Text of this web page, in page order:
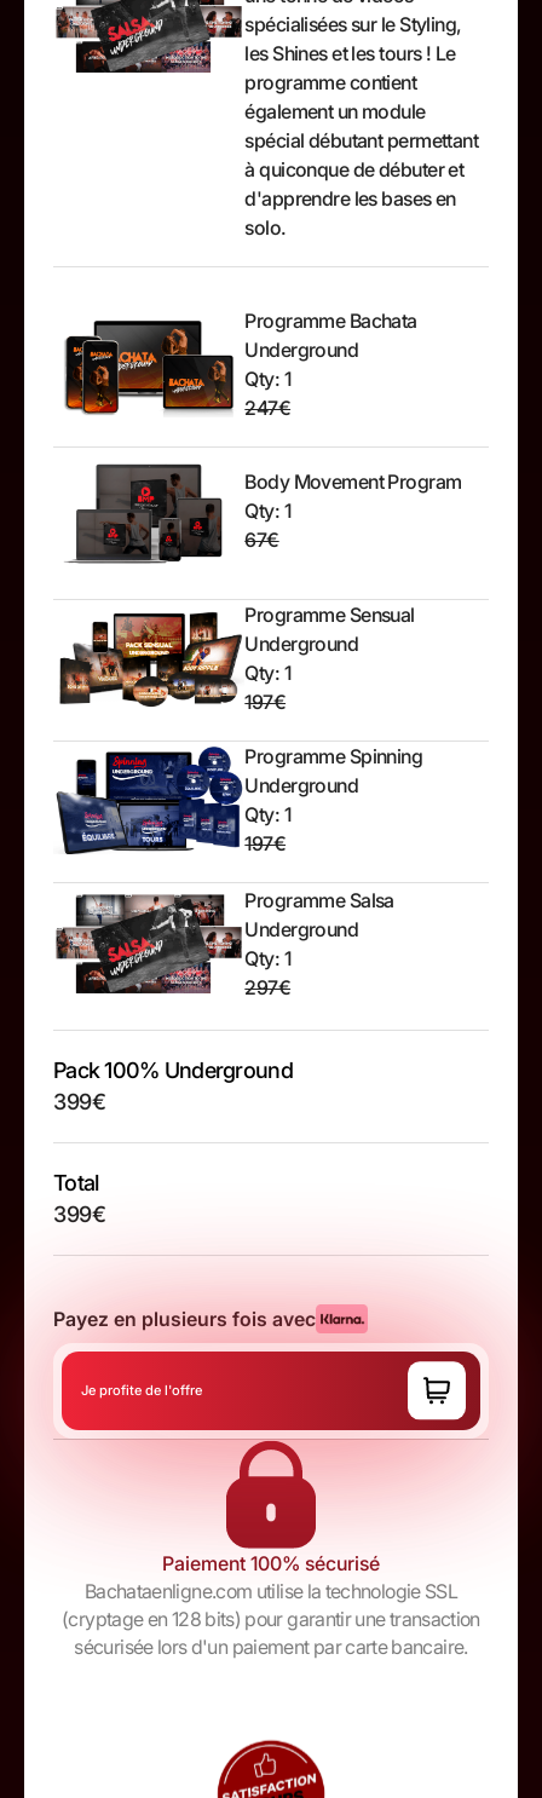
spécialisées sur le Styling,
les Shines et les tours ! Le
programme contient
également un module
spécial débutant permettant
à quiconque de débuter et
d'apprendre les bases en
solo.
Programme Bachata
Underground
Qty: 1
247€
Body Movement Program
Qty: 1
67€
Programme Sensual
Underground
Qty: 1
197€
Programme Spinning
Underground
Qty: 1
197€
Programme Salsa
Underground
Qty: 1
297€
Pack 100% Underground
399€
Total
399€
Payez en plusieurs fois avec
Je profite de l'offre
Paiement 100% sécurisé
Bachataenligne.com utilise la technologie SSL
(cryptage en 128 bits) pour garantir une transaction
sécurisée lors d'un paiement par carte bancaire.